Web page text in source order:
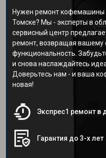
Нужен ремонт кофемашины
Томске? Мы - эксперты в
сервисный центр
ремонт, возвращая
функциональность.
и снова наслаждайтесь
Доверьтесь нам - и ваша
новая!
Экспрес1 ремонт в
Гарантия до 3-х лет